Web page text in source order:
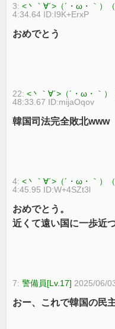
3:<丶｀∀´>（´・ω・｀）
4:34.64 ID:I9K+ErxP
おめでとう
22:<丶｀∀´>（´・ω・｀
48:33.67 ID:mijaOqov
韓国司法完全敗北www
4:<丶｀∀´>（´・ω・｀）
4:45.95 ID:W+4SZt3l
おめでとう。
近くて遠い国に一歩近
7:警備員[Lv.17] 2025/06/
おー、これで韓国の民